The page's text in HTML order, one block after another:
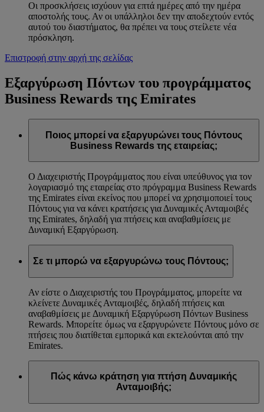
Οι προσκλήσεις ισχύουν για επτά ημέρες από την ημέρα
αποστολής τους. Αν οι υπάλληλοι δεν την αποδεχτούν εντός
αυτού του διαστήματος, θα πρέπει να τους στείλετε νέα
πρόσκληση.
Επιστροφή στην αρχή της σελίδας
Εξαργύρωση Πόντων του προγράμματος
Business Rewards της Emirates
Ποιος μπορεί να εξαργυρώνει τους Πόντους
Business Rewards της εταιρείας;
Ο Διαχειριστής Προγράμματος που είναι υπεύθυνος για τον
λογαριασμό της εταιρείας στο πρόγραμμα Business Rewards
της Emirates είναι εκείνος που μπορεί να χρησιμοποιεί τους
Πόντους για να κάνει κρατήσεις για Δυναμικές Ανταμοιβές
της Emirates, δηλαδή για πτήσεις και αναβαθμίσεις με
Δυναμική Εξαργύρωση.
Σε τι μπορώ να εξαργυρώνω τους Πόντους;
Αν είστε ο Διαχειριστής του Προγράμματος, μπορείτε να
κλείνετε Δυναμικές Ανταμοιβές, δηλαδή πτήσεις και
αναβαθμίσεις με Δυναμική Εξαργύρωση Πόντων Business
Rewards. Μπορείτε όμως να εξαργυρώνετε Πόντους μόνο σε
πτήσεις που διατίθεται εμπορικά και εκτελούνται από την
Emirates.
Πώς κάνω κράτηση για πτήση Δυναμικής
Ανταμοιβής;